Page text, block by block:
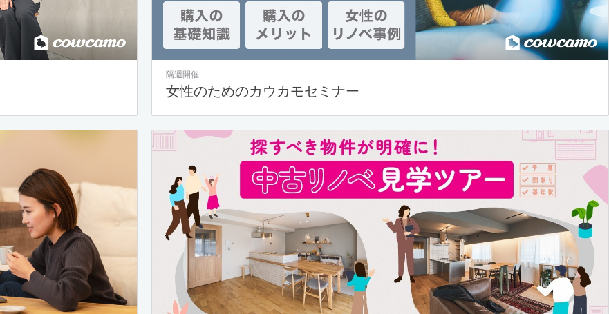
隔週開催
女性のためのカウカモセミナー